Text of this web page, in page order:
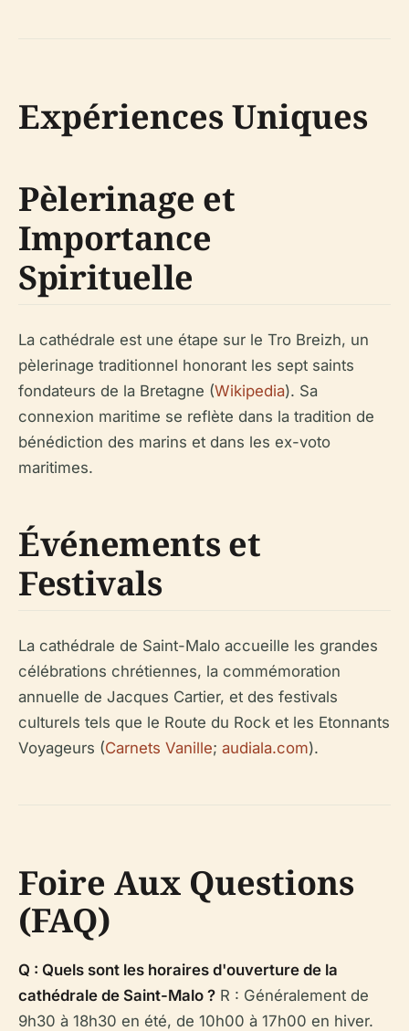
Expériences Uniques
Pèlerinage et
Importance
Spirituelle
La cathédrale est une étape sur le Tro Breizh, un
pèlerinage traditionnel honorant les sept saints
fondateurs de la Bretagne (Wikipedia). Sa
connexion maritime se reflète dans la tradition de
bénédiction des marins et dans les ex-voto
maritimes.
Événements et
Festivals
La cathédrale de Saint-Malo accueille les grandes
célébrations chrétiennes, la commémoration
annuelle de Jacques Cartier, et des festivals
culturels tels que le Route du Rock et les Etonnants
Voyageurs (Carnets Vanille; audiala.com).
Foire Aux Questions
(FAQ)
Q : Quels sont les horaires d'ouverture de la
cathédrale de Saint-Malo ? R : Généralement de
9h30 à 18h30 en été, de 10h00 à 17h00 en hiver.